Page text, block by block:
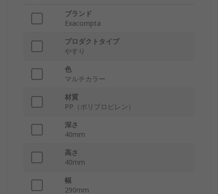
ブランド
Exacompta
プロダクトタイプ
やすり
色
マルチカラー
材質
PP（ポリプロピレン）
深さ
40mm
高さ
40mm
幅
290mm